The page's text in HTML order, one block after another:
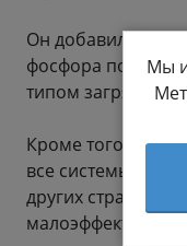
Он добавил, что
фосфора помогло
типом
Кроме того,
все системы
других странах)
малоэффективны.
Мы